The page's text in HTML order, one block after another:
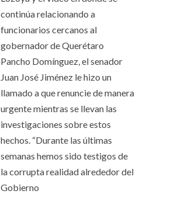
continúa relacionando a
funcionarios cercanos al
gobernador de Querétaro
Pancho Domínguez, el senador
Juan José Jiménez le hizo un
llamado a que renuncie de manera
urgente mientras se llevan las
investigaciones sobre estos
hechos. “Durante las últimas
semanas hemos sido testigos de
la corrupta realidad alrededor del
Gobierno